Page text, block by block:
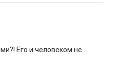
Его и человеком не